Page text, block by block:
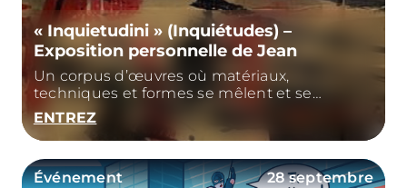
« Inquietudini » (Inquiétudes) –
Exposition personnelle de Jean
Un corpus d’œuvres où matériaux,
techniques et formes se mêlent et se
chevauchent dans une recherche continue
de l’art
ENTREZ
Événement 28 septembre